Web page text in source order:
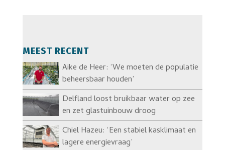
MEEST RECENT
Aike de Heer: ‘We moeten de populatie
beheersbaar houden’
Delfland loost bruikbaar water op zee
en zet glastuinbouw droog
Chiel Hazeu: ‘Een stabiel kasklimaat en
lagere energievraag’